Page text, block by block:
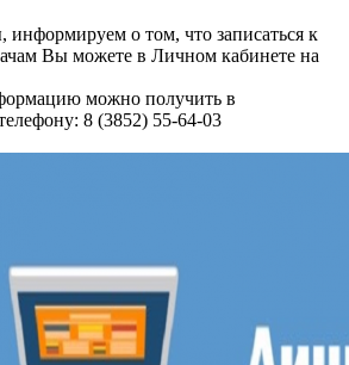
о том, что записаться к
Вы можете в Личном кабинете на
можно получить в
8 (3852) 55-64-03